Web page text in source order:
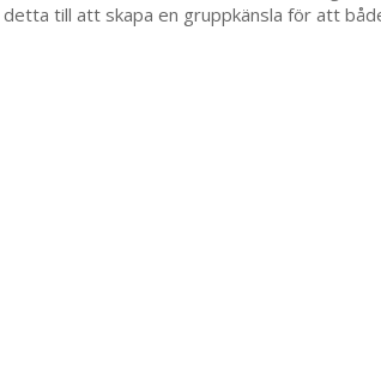
till att skapa en gruppkänsla för att